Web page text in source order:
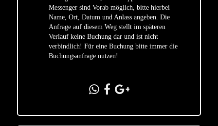
Messenger sind Vorab möglich, bitte hierbei
Name, Ort, Datum und Anlass angeben. Die
Anfrage auf diesem Weg stellt im späteren
Verlauf keine Buchung dar und ist nicht
verbindlich! Für eine Buchung bitte immer die
Buchungsanfrage nutzen!